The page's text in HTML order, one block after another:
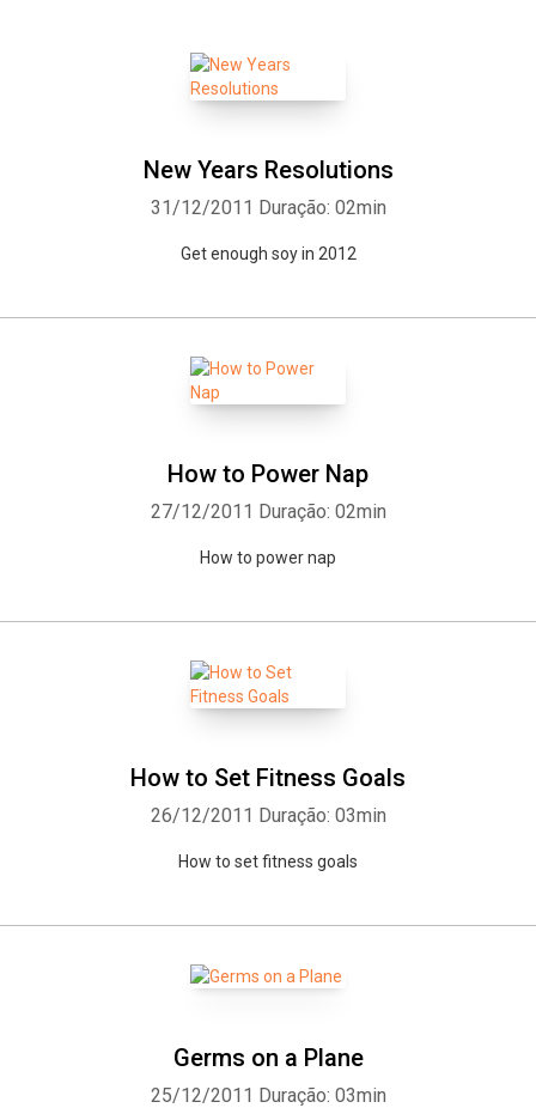
New Years Resolutions
31/12/2011 Duração: 02min
Get enough soy in 2012
How to Power Nap
27/12/2011 Duração: 02min
How to power nap
How to Set Fitness Goals
26/12/2011 Duração: 03min
How to set fitness goals
Germs on a Plane
25/12/2011 Duração: 03min